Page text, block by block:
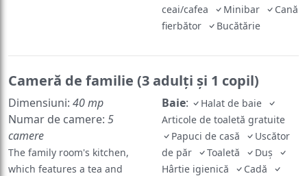
ceai/cafea
Minibar
Cană
fierbător
Bucătărie
Cameră de familie (3 adulţi şi 1 copil)
Dimensiuni: 40 mp
Numar de camere: 5
camere
The family room's kitchen,
which features a tea and
Baie:
Halat de baie
Articole de toaletă gratuite
Papuci de casă
Uscător
de păr
Toaletă
Duş
Hârtie igienică
Cadă